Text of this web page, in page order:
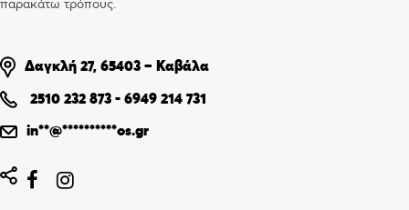
παρακάτω τρόπους.
Δαγκλή 27, 65403 – Καβάλα
2510 232 873 - 6949 214 731
in**@**********os.gr
 